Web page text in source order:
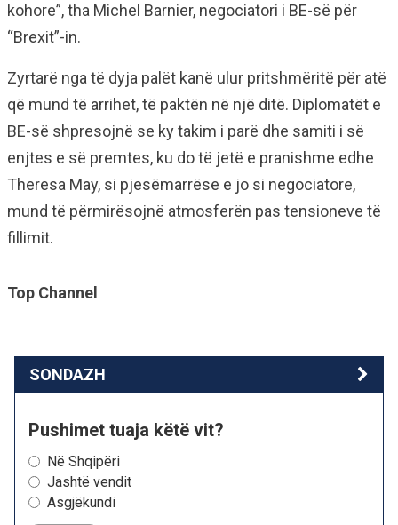
kohore”, tha Michel Barnier, negociatori i BE-së për
“Brexit”-in.
Zyrtarë nga të dyja palët kanë ulur pritshmëritë për atë
që mund të arrihet, të paktën në një ditë. Diplomatët e
BE-së shpresojnë se ky takim i parë dhe samiti i së
enjtes e së premtes, ku do të jetë e pranishme edhe
Theresa May, si pjesëmarrëse e jo si negociatore,
mund të përmirësojnë atmosferën pas tensioneve të
fillimit.
Top Channel
SONDAZH
Pushimet tuaja këtë vit?
Në Shqipëri
Jashtë vendit
Asgjëkundi